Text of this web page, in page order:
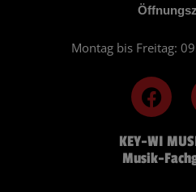
KEY-WI
Musik-
F
a
c
e
b
Montag bis Freitag: